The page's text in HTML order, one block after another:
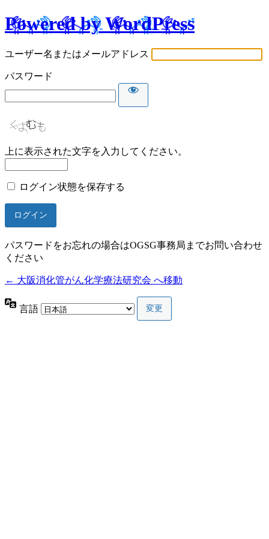
Powered by WordPress
ユーザー名またはメールアドレス
パスワード
上に表示された文字を入力してください。
ログイン状態を保存する
パスワードをお忘れの場合はOGSG事務局までお問い合わせ
ください
← 大阪消化管がん化学療法研究会 へ移動
言語